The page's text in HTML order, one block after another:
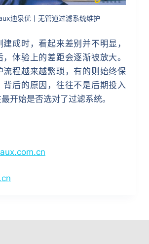
迪泉优丨无管道过滤系统维护
成时，看起来差别并不明显，
体验上的差距会逐渐被放大。
流程越来越繁琐，有的则始终保
背后的原因，往往不是后期投入
开始是否选对了过滤系统。